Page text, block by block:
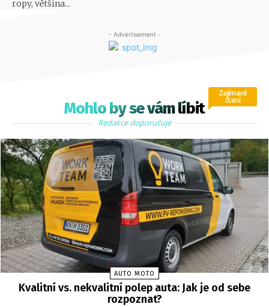
ropy, většina...
- Advertisement -
Mohlo by se vám líbit
Zajímavé
čtení
Redakce doporučuje
AUTO MOTO
Kvalitní vs. nekvalitní polep auta: Jak je od sebe
rozpoznat?